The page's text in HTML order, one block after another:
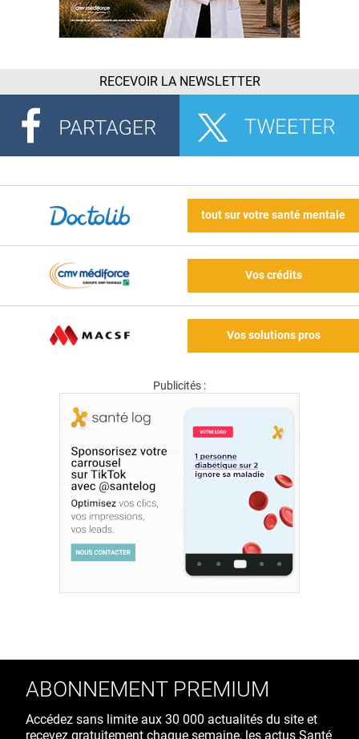
RECEVOIR LA NEWSLETTER
tout sur votre santé mentale
Vos crédits
Vos solutions pros
Publicités :
ABONNEMENT PREMIUM
Accédez sans limite aux 30 000 actualités du site et
recevez gratuitement chaque semaine, les actus Santé